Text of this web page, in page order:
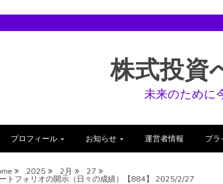
株式投資
未来のために
プロフィール お知らせ 運営者情報 プラ
2025 2月
27
トフォリオの開示（日々の成績）【884】 2025/2/27